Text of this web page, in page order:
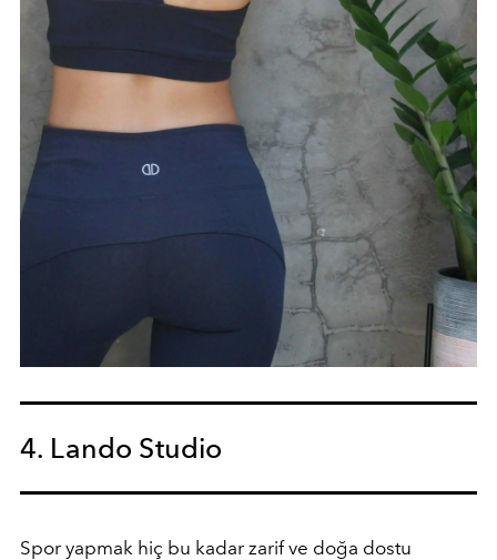
4. Lando Studio
Spor yapmak hiç bu kadar zarif ve doğa dostu